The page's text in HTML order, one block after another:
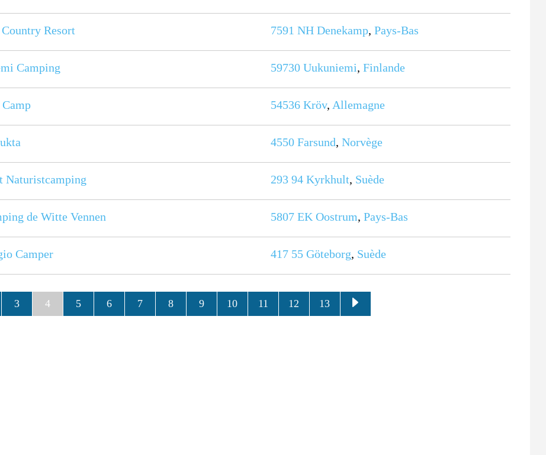
Resort 7591 NH Denekamp,Pays-Bas
Camping 59730 Uukuniemi,Finlande
Camp 54536 Kröv, Allemagne
4550 Farsund,Norvège
Naturistcamping 293 94 Kyrkhult, Suède
de Witte Vennen 5807 EK Oostrum,Pays-Bas
Camper 417 55 Göteborg, Suède
3 4 5 6 7 8 9 10 11 12 13